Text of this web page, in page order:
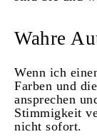
Wahre
Wenn ich
Farben und
ansprechen
Stimmigkeit
nicht sofort.